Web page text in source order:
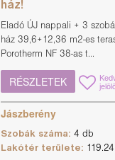
ház!
Eladó ÚJ nappali + 3
ház 39,6+12,36 m2-es
Porotherm NF 38-as t...
RÉSZLETEK
Jászberény
Szobák száma:4 db
Lakótér területe: